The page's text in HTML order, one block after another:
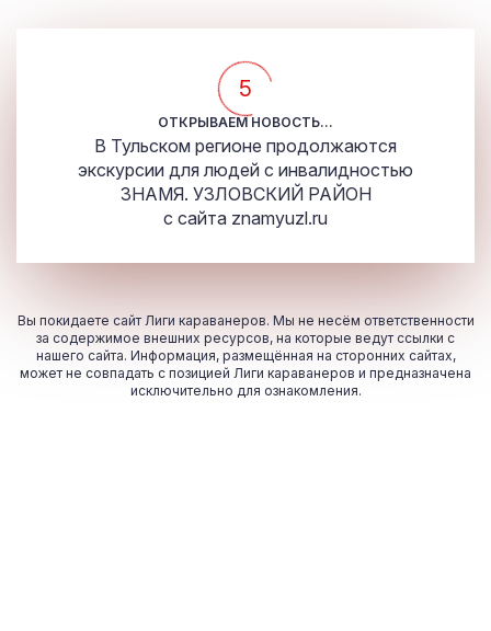
5
ОТКРЫВАЕМ НОВОСТЬ...
В Тульском регионе продолжаются
экскурсии для людей с инвалидностью
ЗНАМЯ. УЗЛОВСКИЙ РАЙОН
с сайта znamyuzl.ru
Вы покидаете сайт Лиги караванеров. Мы не несём ответственности
за содержимое внешних ресурсов, на которые ведут ссылки с
нашего сайта. Информация, размещённая на сторонних сайтах,
может не совпадать с позицией Лиги караванеров и предназначена
исключительно для ознакомления.